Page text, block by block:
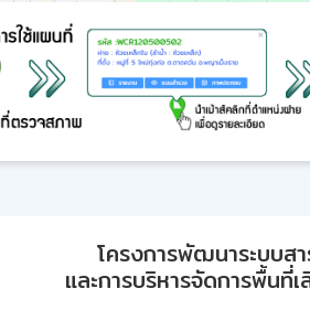
โครงการพัฒนาระบบส
และการบริหารจัดการพื้นที่